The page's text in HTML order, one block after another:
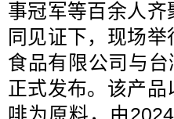
事冠军等百余人
同见证下，现场
食品有限公司与
正式发布。该产
啡为原料，由